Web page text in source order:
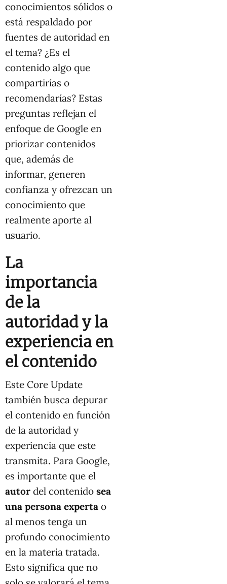
conocimientos sólidos o
está respaldado por
fuentes de autoridad en
el tema? ¿Es el
contenido algo que
compartirías o
recomendarías? Estas
preguntas reflejan el
enfoque de Google en
priorizar contenidos
que, además de
informar, generen
confianza y ofrezcan un
conocimiento que
realmente aporte al
usuario.
La
importancia
de la
autoridad y la
experiencia en
el contenido
Este Core Update
también busca depurar
el contenido en función
de la autoridad y
experiencia que este
transmita. Para Google,
es importante que el
autor del contenido sea
una persona experta o
al menos tenga un
profundo conocimiento
en la materia tratada.
Esto significa que no